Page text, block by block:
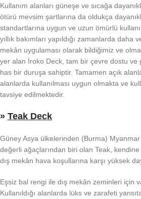
Kullanım alanları güneşe ve sıcağa
ötürü mevsim şartlarına da oldukça
standartlarına uygun ve uzun ömürlü
yıllık bakımları yapıldığı zamanlarda daha
mekân uygulaması olarak bildiğimiz ve
yer alan İroko Deck, tam bir çevre dostu ve
has bir duruşa sahiptir. Tamamen açık
alanlarda kullanılması uygun olmakta ve
tavsiye edilmektedir.
» Teak Deck
Güney Asya ülkelerinden (Burma)
değerli ağaçlarından biri olan Teak, kendine
dış mekân hava koşullarına karşı yüksek
Eşsiz bal rengi ile dış mekân zeminleri için
Kullanıldığı alanlarda lüks ve zarafeti